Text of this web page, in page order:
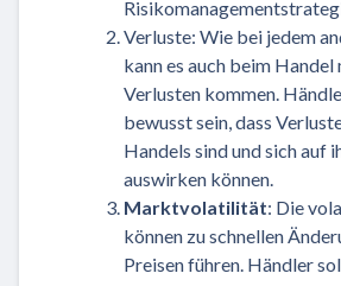
Verluste: Wie bei jedem
kann es auch beim
Verlusten kommen.
bewusst sein, dass
Handels sind und sich auf
auswirken können.
Marktvolatilität: Die
können zu schnellen
Preisen führen. Händler